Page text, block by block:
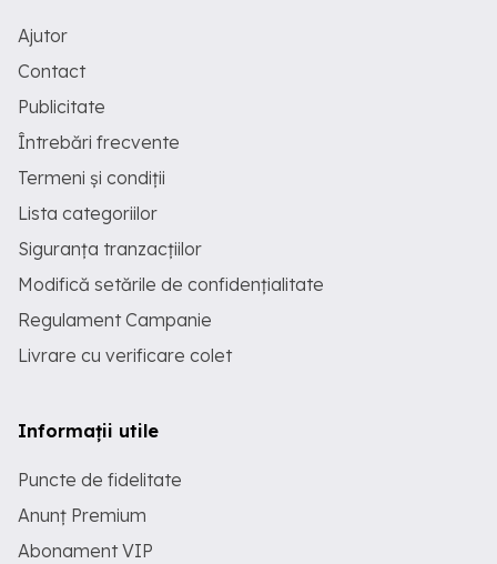
Ajutor
Contact
Publicitate
Întrebări frecvente
Termeni și condiții
Lista categoriilor
Siguranța tranzacțiilor
Modifică setările de confidențialitate
Regulament Campanie
Livrare cu verificare colet
Informații utile
Puncte de fidelitate
Anunț Premium
Abonament VIP